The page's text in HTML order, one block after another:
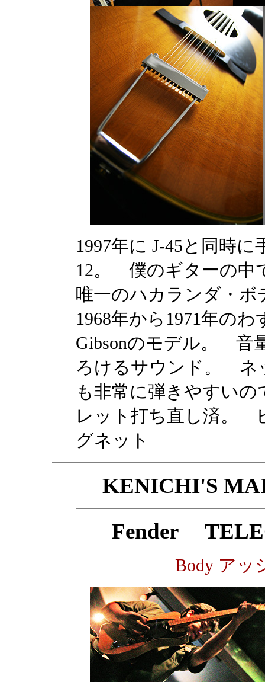
1997年に J-45と同時に
12。 僕のギターの中
唯一のハカランダ・ボ
1968年から1971年の
Gibsonのモデル。 音
ろけるサウンド。 ネ
も非常に弾きやすい
レット打ち直し済。
グネット
KENICHI'S
Fender
Body ア